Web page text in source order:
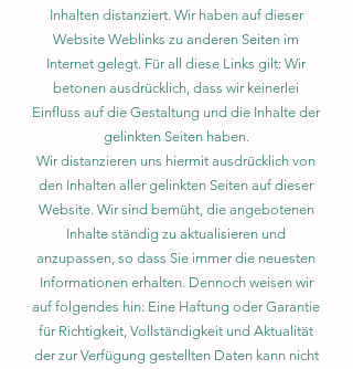
Inhalten distanziert. Wir haben auf dieser
Website Weblinks zu anderen Seiten im
Internet gelegt. Für all diese Links gilt: Wir
betonen ausdrücklich, dass wir keinerlei
Einfluss auf die Gestaltung und die Inhalte der
gelinkten Seiten haben.
Wir distanzieren uns hiermit ausdrücklich von
den Inhalten aller gelinkten Seiten auf dieser
Website. Wir sind bemüht, die angebotenen
Inhalte ständig zu aktualisieren und
anzupassen, so dass Sie immer die neuesten
Informationen erhalten. Dennoch weisen wir
auf folgendes hin: Eine Haftung oder Garantie
für Richtigkeit, Vollständigkeit und Aktualität
der zur Verfügung gestellten Daten kann nicht